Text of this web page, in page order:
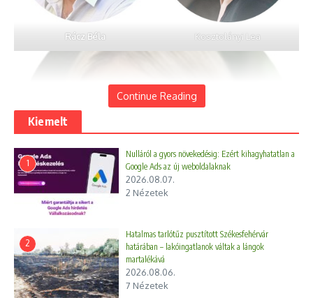
Rácz Béla Kosztolányi Lea
Dr. Ürge-Vorsatz Diána
Continue Reading
Kiemelt
1
Nulláról a gyors növekedésig: Ezért kihagyhatatlan a
Google Ads az új weboldalaknak
2026.08.07.
2 Nézetek
2
Hatalmas tarlótűz pusztított Székesfehérvár
határában – lakóingatlanok váltak a lángok
martalékává
2026.08.06.
7 Nézetek